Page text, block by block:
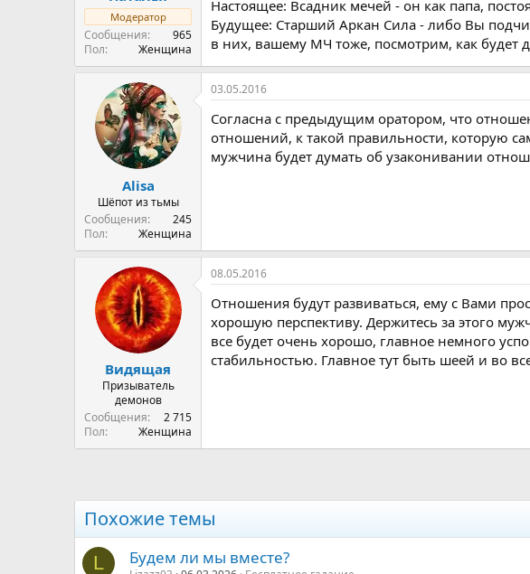
Модератор
Сообщения
965
Пол
Женщина
Настоящее: Всадник мечей - он как папа,
Будущее: Старший Аркан Сила - либо Вы
в них, вашему МЧ тоже, посмотрим, как будет
Alisa
Шёпот из тьмы
Сообщения
245
Пол
Женщина
03.05.2016
Согласна с предыдущим оратором, что
отношений, к такой правильности, которую
мужчина будет думать об узаконивании
Видящая
Призыватель
демонов
Сообщения
2 715
Пол
Женщина
08.05.2016
Отношения будут развиваться, ему с Вами
хорошую перспективу. Держитесь за этого
все будет очень хорошо, главное немного
стабильностью. Главное тут быть шеей и во
Похожие темы
L Будем ли мы вместе?